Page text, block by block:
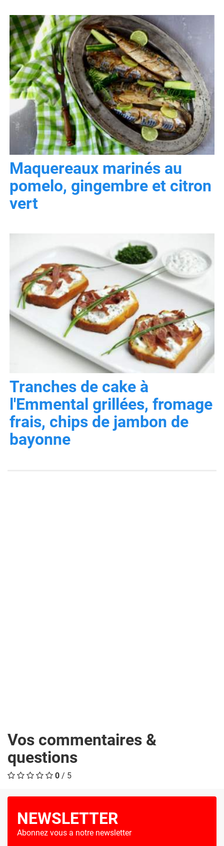
Maquereaux marinés au
pomelo, gingembre et citron
vert
Tranches de cake à
l'Emmental grillées, fromage
frais, chips de jambon de
bayonne
Vos commentaires &
questions
0 / 5
NEWSLETTER
Abonnez vous a notre newsletter